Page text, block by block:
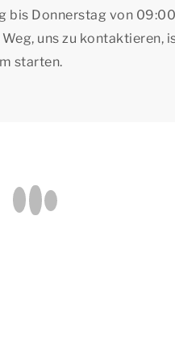
bis Donnerstag von
uns zu kontaktieren,
starten.